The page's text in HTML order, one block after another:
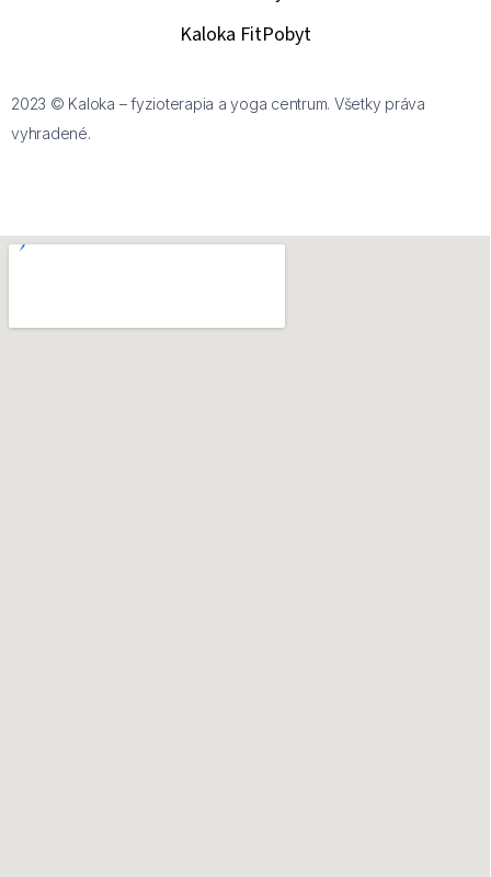
Kaloka FitPobyt
2023 © Kaloka – fyzioterapia a yoga centrum. Všetky práva
vyhradené.